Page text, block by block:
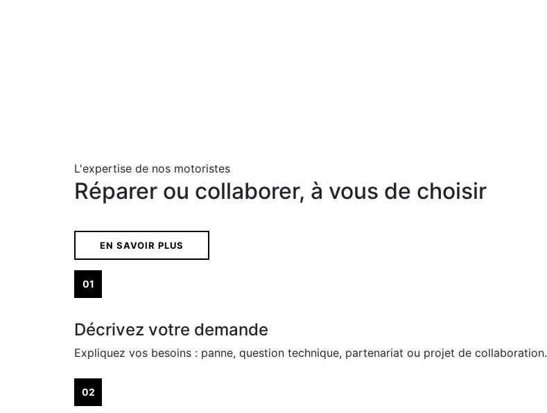
L'expertise de nos motoristes
Réparer ou collaborer, à vous de choisir
EN SAVOIR PLUS
01
Décrivez votre demande
Expliquez vos besoins : panne, question technique, partenariat ou projet de collaboration.
02